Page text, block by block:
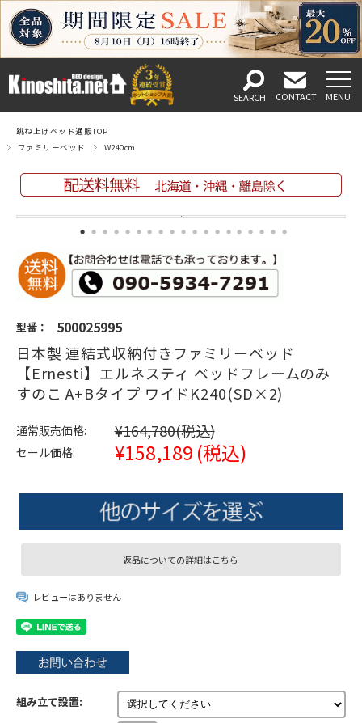
跳ね上げベッド通販TOP
ファミリーベッド
W240cm
型番： 500025995
日本製 連結式収納付きファミリーベッド
【Ernesti】エルネスティ ベッドフレームのみ
すのこ A+Bタイプ ワイドK240(SD×2)
通常販売価格: ¥164,780(税込)
セール価格: ¥158,189 (税込)
返品についての詳細はこちら
レビューはありません
組み立て設置: